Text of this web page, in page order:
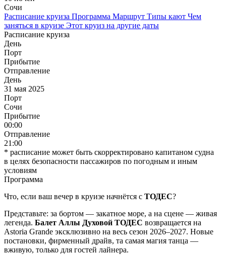
Сочи
Расписание круиза Программа Маршрут Типы кают Чем
заняться в круизе Этот круиз на другие даты
Расписание круиза
День
Порт
Прибытие
Отправление
День
31 мая 2025
Порт
Сочи
Прибытие
00:00
Отправление
21:00
* расписание может быть скорректировано капитаном судна
в целях безопасности пассажиров по погодным и иным
условиям
Программа
Что, если ваш вечер в круизе начнётся с ТОДЕС?
Представьте: за бортом — закатное море, а на сцене — живая
легенда. Балет Аллы Духовой ТОДЕС возвращается на
Astoria Grande эксклюзивно на весь сезон 2026–2027. Новые
постановки, фирменный драйв, та самая магия танца —
вживую, только для гостей лайнера.